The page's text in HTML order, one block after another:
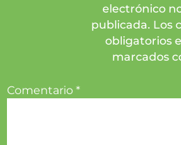
electrónico
publicada. Los
obligatorios
marcados
Comentario *